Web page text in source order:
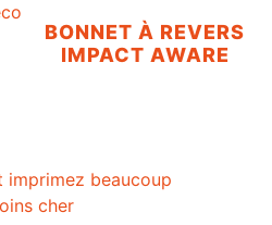
BONNET À REVERS
IMPACT AWARE